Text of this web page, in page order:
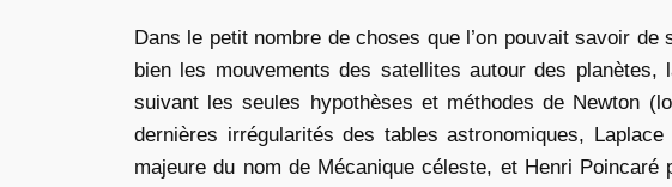
Dans le petit nombre de choses que l’on pouvait savoir
bien les mouvements des satellites autour des
suivant les seules hypothèses et méthodes de Newton
dernières irrégularités des tables astronomiques,
majeure du nom de Mécanique céleste, et Henri